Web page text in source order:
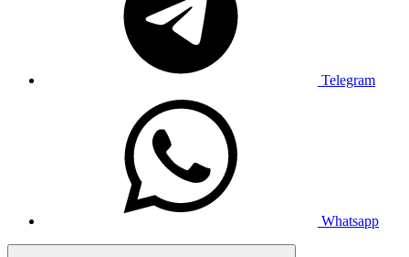
Telegram
Whatsapp